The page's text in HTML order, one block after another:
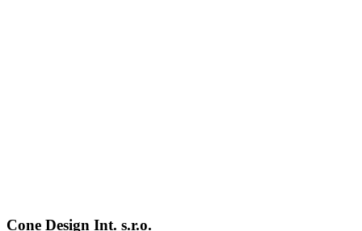
Cone Design Int. s.r.o.